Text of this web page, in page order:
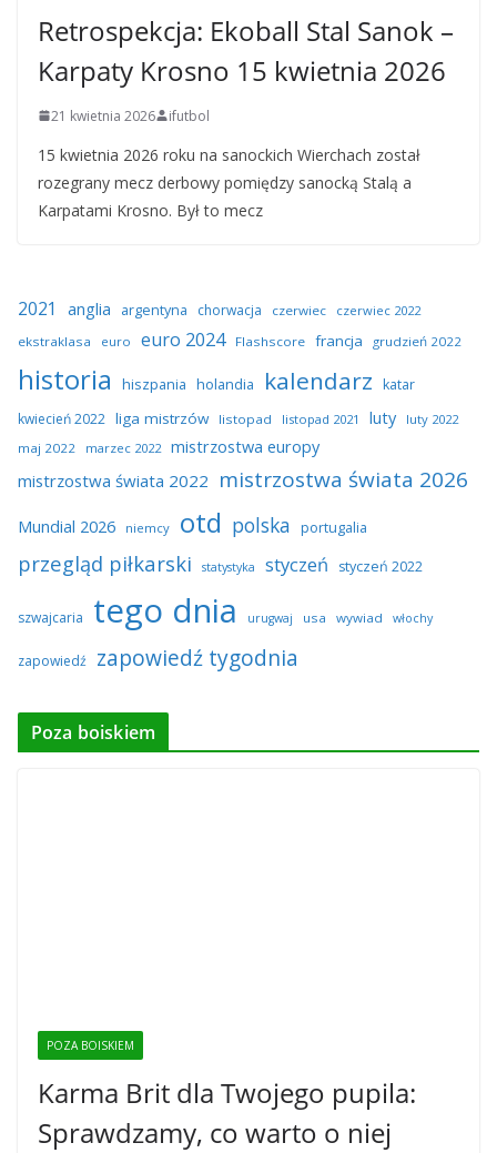
Retrospekcja: Ekoball Stal Sanok –
Karpaty Krosno 15 kwietnia 2026
21 kwietnia 2026 ifutbol
15 kwietnia 2026 roku na sanockich Wierchach został
rozegrany mecz derbowy pomiędzy sanocką Stalą a
Karpatami Krosno. Był to mecz
2021 anglia argentyna chorwacja czerwiec
czerwiec 2022
ekstraklasa
euro euro 2024 Flashscore francja grudzień 2022
historia hiszpania holandia kalendarz katar
kwiecień 2022 liga mistrzów listopad listopad 2021 luty
luty 2022
maj 2022
marzec 2022 mistrzostwa europy
mistrzostwa świata 2022 mistrzostwa świata 2026
Mundial 2026 niemcy otd polska portugalia
przegląd piłkarski statystyka styczeń styczeń 2022
szwajcaria tego dnia urugwaj usa wywiad włochy
zapowiedź zapowiedź tygodnia
Poza boiskiem
POZA BOISKIEM
Karma Brit dla Twojego pupila:
Sprawdzamy, co warto o niej